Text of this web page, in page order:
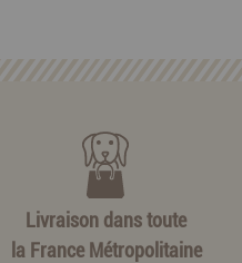
Livraison dans toute
la France Métropolitaine